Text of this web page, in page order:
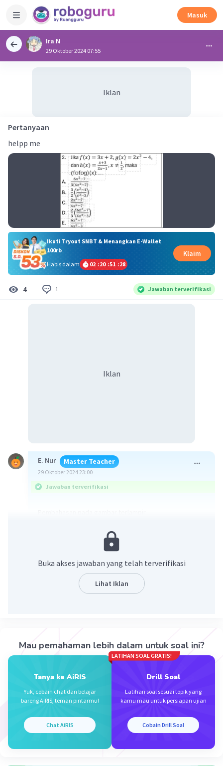
Masuk
Ira N
29 Oktober 2024 07:55
Iklan
Pertanyaan
helpp me
Ikuti Tryout SNBT & Menangkan E-Wallet
100rb
Habis dalam
02 :20 :51 :28
Klaim
4 1 Jawaban terverifikasi
Iklan
E. Nur Master Teacher
29 Oktober 2024 23:00
Jawaban terverifikasi
Buka akses jawaban yang telah terverifikasi
Lihat Iklan
Mau pemahaman lebih dalam untuk soal ini?
Tanya ke AiRIS
Yuk, cobain chat dan belajar
bareng AiRIS, teman pintarmu!
Chat AiRIS
LATIHAN SOAL GRATIS!
Drill Soal
Latihan soal sesuai topik yang
kamu mau untuk persiapan ujian
Cobain Drill Soal